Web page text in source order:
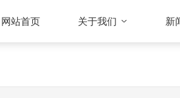
网站首页 关于我们 新